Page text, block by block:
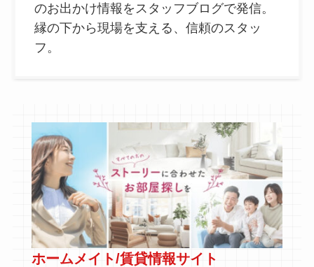
のお出かけ情報をスタッフブログで発信。
縁の下から現場を支える、信頼のスタッ
フ。
ホームメイト/賃貸情報サイト